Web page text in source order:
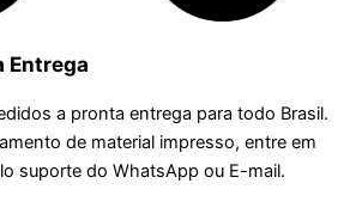
Entrega
a pronta entrega para todo Brasil.
de material impresso, entre em
suporte do WhatsApp ou E-mail.